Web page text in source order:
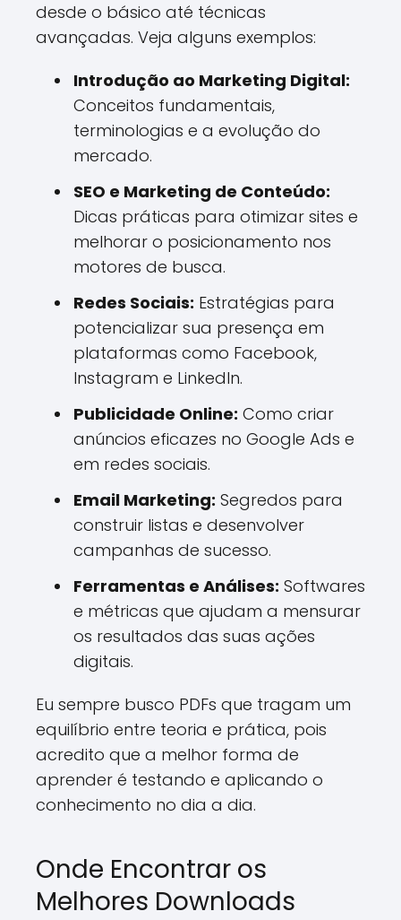
desde o básico até técnicas
avançadas. Veja alguns exemplos:
Introdução ao Marketing Digital:
Conceitos fundamentais,
terminologias e a evolução do
mercado.
SEO e Marketing de Conteúdo:
Dicas práticas para otimizar sites e
melhorar o posicionamento nos
motores de busca.
Redes Sociais: Estratégias para
potencializar sua presença em
plataformas como Facebook,
Instagram e LinkedIn.
Publicidade Online: Como criar
anúncios eficazes no Google Ads e
em redes sociais.
Email Marketing: Segredos para
construir listas e desenvolver
campanhas de sucesso.
Ferramentas e Análises: Softwares
e métricas que ajudam a mensurar
os resultados das suas ações
digitais.
Eu sempre busco PDFs que tragam um
equilíbrio entre teoria e prática, pois
acredito que a melhor forma de
aprender é testando e aplicando o
conhecimento no dia a dia.
Onde Encontrar os
Melhores Downloads